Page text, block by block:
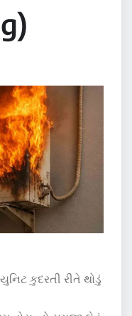
કુદરતી રીતે થોડું